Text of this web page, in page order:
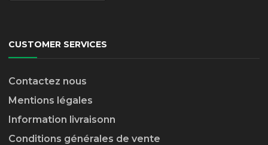
CUSTOMER SERVICES
Contactez nous
Mentions légales
Information livraisonn
Conditions générales de vente